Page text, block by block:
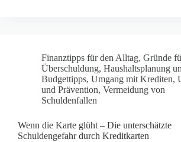
Finanztipps für den Alltag, Gründe
Überschuldung, Haushaltsplanung
Budgettipps, Umgang mit Krediten,
und Prävention, Vermeidung von
Schuldenfallen
Wenn die Karte glüht – Die unterschätzte
Schuldengefahr durch Kreditkarten